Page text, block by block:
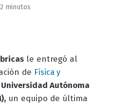
minutos
le entregó al
de Física y
Universidad Autónoma
un equipo de última